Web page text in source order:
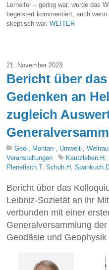
Lerneifer – gering war, wurde das
begeistert kommentiert, auch
skeptisch war.WEITER
21. November 2023
Bericht über
Gedenken an
zugleich
Geo-, Montan-, Umwelt-,
Veranstaltungen
Kautzleben.H ,
Plenefisch.T,Schuh.H ,
Bericht über das
Leibniz-Sozietät an ihr
verbunden mit einer
Generalversammlung
Geodäsie und Geophysik